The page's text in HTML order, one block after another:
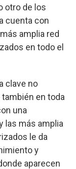
otro de los
cuenta con
amplia red
en todo el
clave no
en toda
una
las más amplia
le da
y
aparecen